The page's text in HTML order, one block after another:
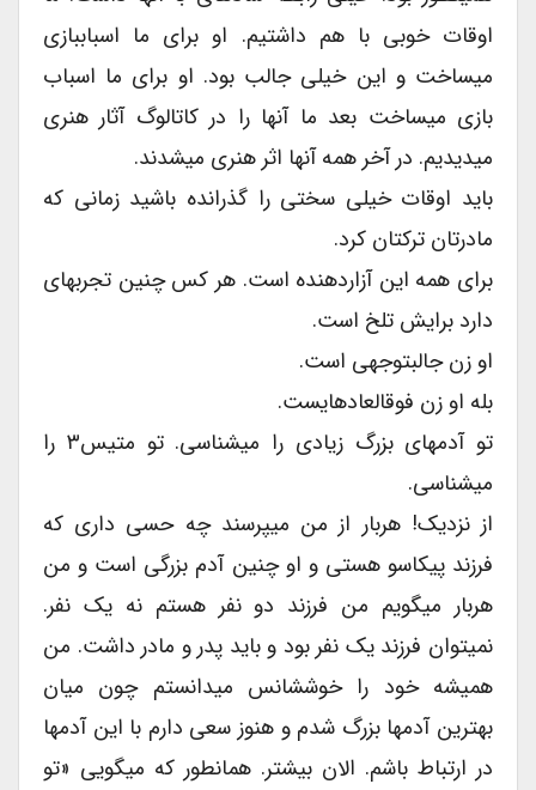
اوقات خوبی با هم داشتیم. او برای ما اسباببازی
میساخت و این خیلی جالب بود. او برای ما اسباب
بازی میساخت بعد ما آنها را در کاتالوگ آثار هنری
میدیدیم. در آخر همه آنها اثر هنری میشدند.
باید اوقات خیلی سختی را گذرانده باشید زمانی که
مادرتان ترکتان کرد.
برای همه این آزاردهنده است. هر کس چنین تجربهای
دارد برایش تلخ است.
او زن جالبتوجهی است.
بله او زن فوقالعادهایست.
تو آدمهای بزرگ زیادی را میشناسی. تو متیس۳ را
میشناسی.
از نزدیک! هربار از من میپرسند چه حسی داری که
فرزند پیکاسو هستی و او چنین آدم بزرگی است و من
هربار میگویم من فرزند دو نفر هستم نه یک نفر.
نمیتوان فرزند یک نفر بود و باید پدر و مادر داشت. من
همیشه خود را خوششانس میدانستم چون میان
بهترین آدمها بزرگ شدم و هنوز سعی دارم با این آدمها
در ارتباط باشم. الان بیشتر. همانطور که میگویی «تو